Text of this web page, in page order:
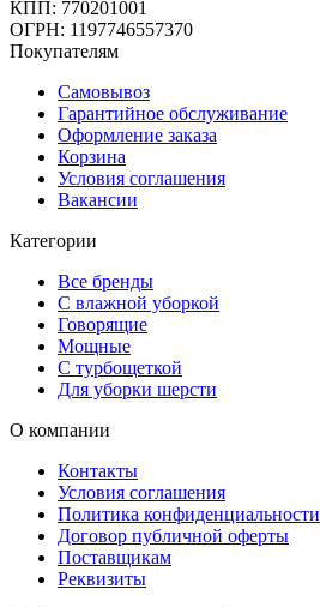
КПП: 770201001
ОГРН: 1197746557370
Покупателям
Самовывоз
Гарантийное обслуживание
Оформление заказа
Корзина
Условия соглашения
Вакансии
Категории
Все бренды
С влажной уборкой
Говорящие
Мощные
С турбощеткой
Для уборки шерсти
О компании
Контакты
Условия соглашения
Политика конфиденциальности
Договор публичной оферты
Поставщикам
Реквизиты